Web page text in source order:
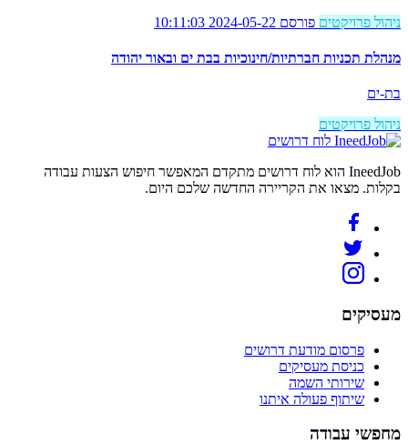
ניהול פרויקטים פורסם 2024-05-22 10:11:03
מנהלת תכניות חברתיות/חינוכיות בבת ים ובאור יהודה
בת-ים
ניהול פרויקטים
לוח דרושים
IneedJob הוא לוח דרושים מתקדם המאפשר חיפוש הצעות עבודה
בקלות. מצאו את הקריירה החדשה שלכם היום.
מעסיקים
פרסום מודעת דרושים
כניסת מעסיקים
שירותי השמה
שיתוף פעולה איתנו
מחפשי עבודה